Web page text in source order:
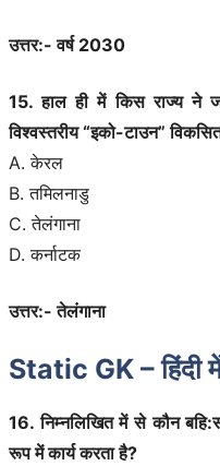
उत्तर:- वर्ष 2030
15. हाल ही में किस राज्य ने
विश्‍वस्‍तरीय “इको-टाउन”
A. केरल
B. तमिलनाडु
C. तेलंगाना
D. कर्नाटक
उत्तर:- तेलंगाना
Static GK – हिंदी
16. निम्नलिखित में से कौन
रूप में कार्य करता है?